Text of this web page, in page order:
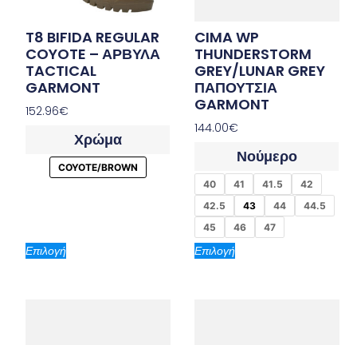
T8 BIFIDA REGULAR
COYOTE – ΑΡΒΥΛΑ
TACTICAL
GARMONT
152.96€
Χρώμα
COYOTE/BROWN
Επιλογή
CIMA WP
THUNDERSTORM
GREY/LUNAR GREY
ΠΑΠΟΥΤΣΙΑ
GARMONT
144.00€
Νούμερο
40 41 41.5
42
42.5
43 44
44.5
45
46 47
Επιλογή